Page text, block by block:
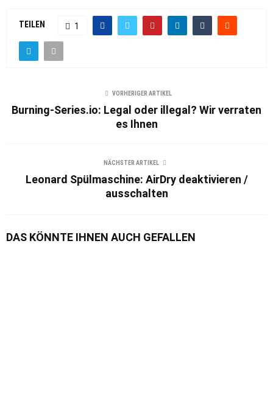
TEILEN 1
VORHERIGER ARTIKEL
Burning-Series.io: Legal oder illegal? Wir verraten
es Ihnen
NÄCHSTER ARTIKEL
Leonard Spülmaschine: AirDry deaktivieren /
ausschalten
DAS KÖNNTE IHNEN AUCH GEFALLEN